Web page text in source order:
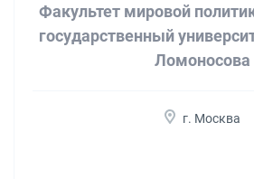
Факультет мировой
государственный
Ломоносова
г. Москва